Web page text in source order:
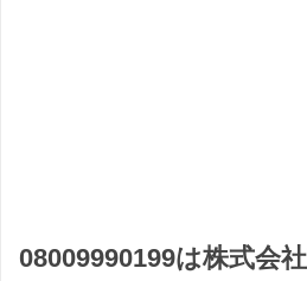
08009990199は株式会